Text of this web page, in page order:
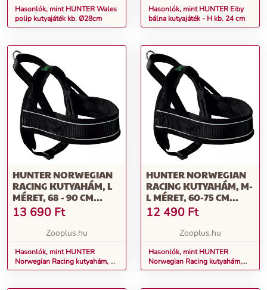
Hasonlók, mint HUNTER Wales
polip kutyajáték kb. Ø28cm
Hasonlók, mint HUNTER Eiby
bálna kutyajáték - H kb. 24 cm
HUNTER NORWEGIAN
RACING KUTYAHÁM, L
MÉRET, 68 - 90 CM
MELLKASKÖRFOGAT
13 690 Ft
Zooplus.hu
Hasonlók, mint HUNTER
Norwegian Racing kutyahám, L
méret, 68 - 90 cm
HUNTER NORWEGIAN
RACING KUTYAHÁM, M-
L MÉRET, 60-75 CM
MELLKASKÖRFOGAT
12 490 Ft
Zooplus.hu
Hasonlók, mint HUNTER
Norwegian Racing kutyahám,
M-L méret, 60-75 cm